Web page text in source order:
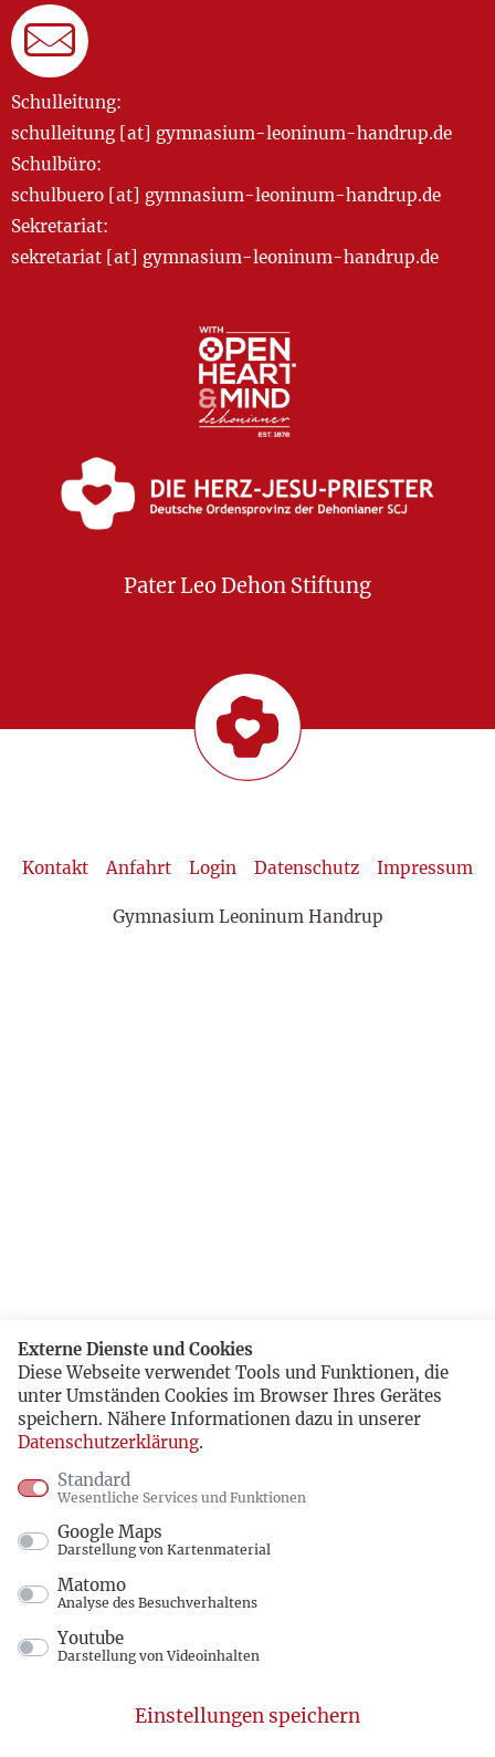
Schulleitung:
schulleitung [at] gymnasium-leoninum-handrup.de
Schulbüro:
schulbuero [at] gymnasium-leoninum-handrup.de
Sekretariat:
sekretariat [at] gymnasium-leoninum-handrup.de
Pater Leo Dehon Stiftung
Kontakt Anfahrt Login Datenschutz Impressum
Gymnasium Leoninum Handrup
Externe Dienste und Cookies
Diese Webseite verwendet Tools und Funktionen, die
unter Umständen Cookies im Browser Ihres Gerätes
speichern. Nähere Informationen dazu in unserer
Datenschutzerklärung.
Standard
Wesentliche Services und Funktionen
Google Maps
Darstellung von Kartenmaterial
Matomo
Analyse des Besuchverhaltens
Youtube
Darstellung von Videoinhalten
Einstellungen speichern